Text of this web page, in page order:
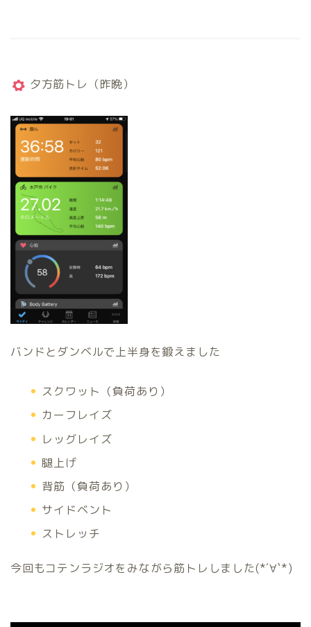
夕方筋トレ（昨晩）
バンドとダンベルで上半身を鍛えました
スクワット（負荷あり）
カーフレイズ
レッグレイズ
腿上げ
背筋（負荷あり）
サイドベント
ストレッチ
今回もコテンラジオをみながら筋トレしました(*´∀`*)